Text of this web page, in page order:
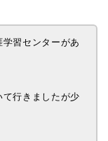
習センターがあ
行きましたが少